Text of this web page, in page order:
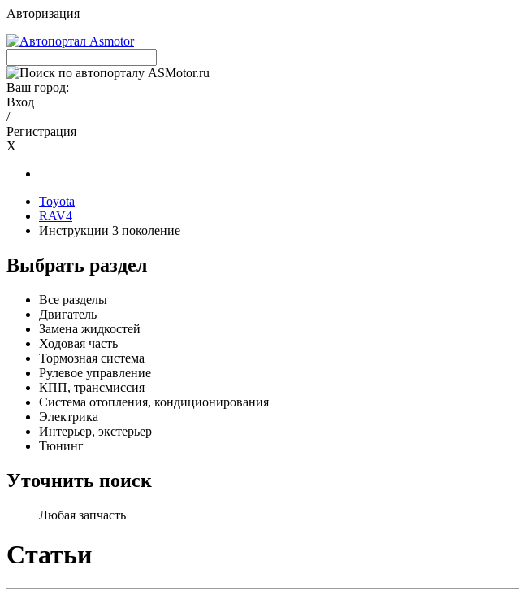
Авторизация
Ваш город:
Вход
/
Регистрация
X
Toyota
RAV4
Инструкции 3 поколение
Выбрать раздел
Все разделы
Двигатель
Замена жидкостей
Ходовая часть
Тормозная система
Рулевое управление
КПП, трансмиссия
Система отопления, кондиционирования
Электрика
Интерьер, экстерьер
Тюнинг
Уточнить поиск
Любая запчасть
Статьи